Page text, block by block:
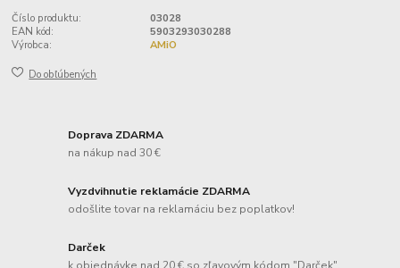
Číslo produktu:
03028
EAN kód:
5903293030288
Výrobca:
AMiO
Do obľúbených
Doprava ZDARMA
na nákup nad 30 €
Vyzdvihnutie reklamácie ZDARMA
odošlite tovar na reklamáciu bez poplatkov!
Darček